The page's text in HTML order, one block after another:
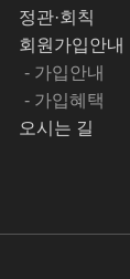
정관·회칙
회원가입안내
- 가입안내
- 가입혜택
오시는 길